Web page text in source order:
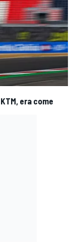
era come